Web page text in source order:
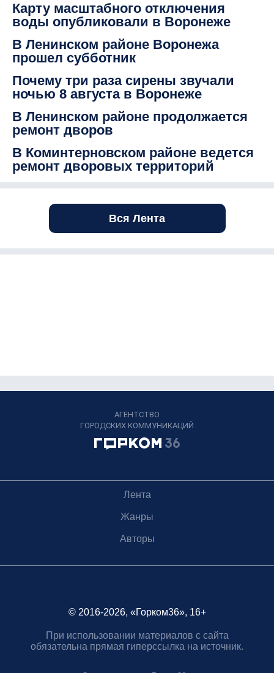
Карту масштабного отключения
воды опубликовали в Воронеже
В Ленинском районе Воронежа
прошел субботник
Почему три раза сирены звучали
ночью 8 августа в Воронеже
В Ленинском районе продолжается
ремонт дворов
В Коминтерновском районе ведется
ремонт дворовых территорий
Вся Лента
АГЕНТСТВО
ГОРОДСКИХ КОММУНИКАЦИЙ
Лента
Жанры
Авторы
© 2016-2026, «Горком36», 16+
При использовании материалов с сайта
обязательна прямая гиперссылка на источник.